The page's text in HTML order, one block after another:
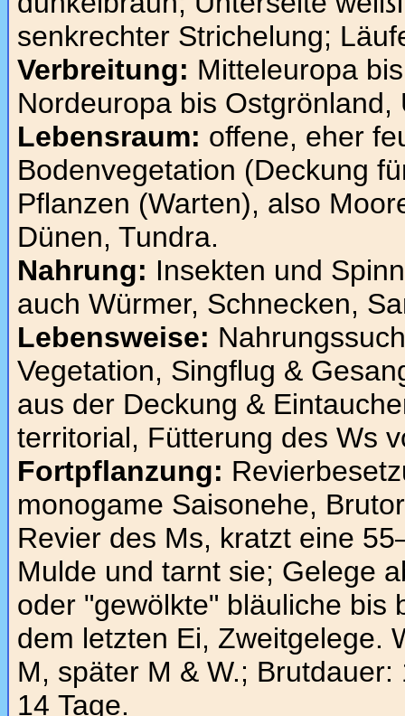
senkrechter Strichelung;
Verbreitung: Mitteleuropa
Nordeuropa bis
Lebensraum: offene, eher
Bodenvegetation (Deckung
Pflanzen (Warten), also
Dünen, Tundra.
Nahrung: Insekten und
auch Würmer, Schnecken,
Lebensweise:
Vegetation, Singflug &
aus der Deckung &
territorial, Fütterung des Ws
Fortpflanzung:
monogame Saisonehe,
Revier des Ms, kratzt eine
Mulde und tarnt sie; Gelege
oder "gewölkte" bläuliche bis
dem letzten Ei, Zweitgelege.
M, später M & W.;
14 Tage.